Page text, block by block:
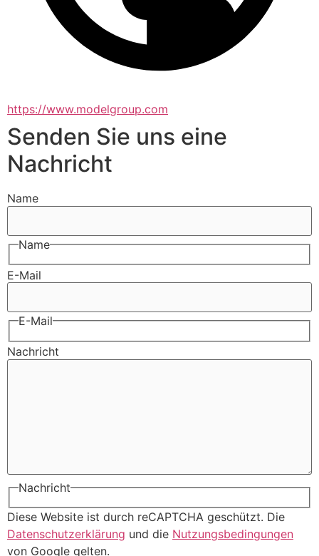
https://www.modelgroup.com
Senden Sie uns eine
Nachricht
Name
Name
E-Mail
E-Mail
Nachricht
Nachricht
Diese Website ist durch reCAPTCHA geschützt. Die
Datenschutzerklärung und die Nutzungsbedingungen
von Google gelten.